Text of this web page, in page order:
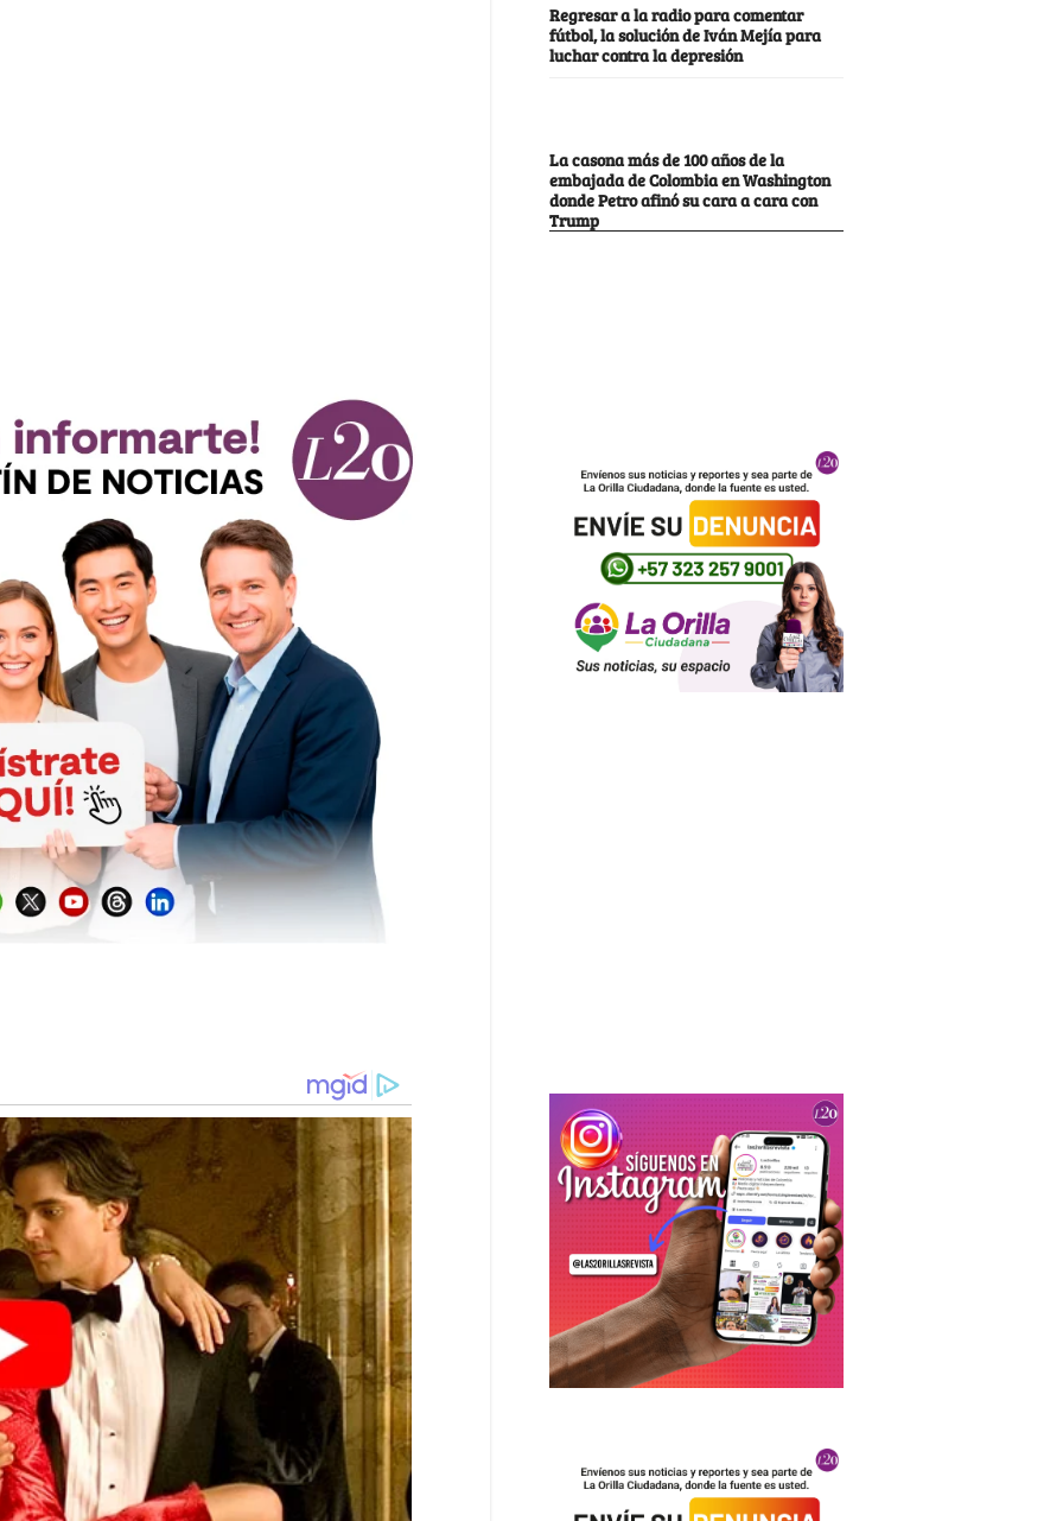
Regresar a la radio para comentar
fútbol, la solución de Iván Mejía para
luchar contra la depresión
La casona más de 100 años de la
embajada de Colombia en Washington
donde Petro afinó su cara a cara con
Trump